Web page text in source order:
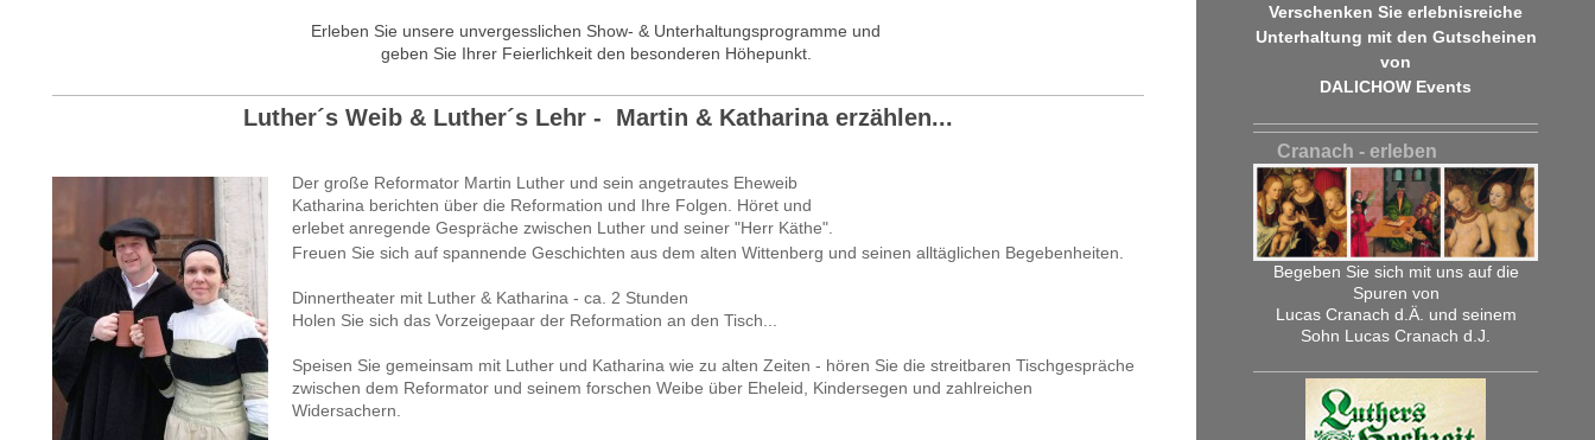
Erleben Sie unsere unvergesslichen Show- & Unterhaltungsprogramme und
geben Sie Ihrer Feierlichkeit den besonderen Höhepunkt.
Luther´s Weib & Luther´s Lehr - Martin & Katharina erzählen...
Der große Reformator Martin Luther und sein angetrautes Eheweib
Katharina berichten über die Reformation und Ihre Folgen. Höret und
erlebet anregende Gespräche zwischen Luther und seiner "Herr Käthe".
Freuen Sie sich auf spannende Geschichten aus dem alten Wittenberg und seinen alltäglichen Begebenheiten.
Dinnertheater mit Luther & Katharina - ca. 2 Stunden
Holen Sie sich das Vorzeigepaar der Reformation an den Tisch...
Speisen Sie gemeinsam mit Luther und Katharina wie zu alten Zeiten - hören Sie die streitbaren Tischgespräche
zwischen dem Reformator und seinem forschen Weibe über Eheleid, Kindersegen und zahlreichen
Widersachern.
Verschenken Sie erlebnisreiche
Unterhaltung mit den Gutscheinen
von
DALICHOW Events
Cranach - erleben
Begeben Sie sich mit uns auf die
Spuren von
Lucas Cranach d.Ä. und seinem
Sohn Lucas Cranach d.J.